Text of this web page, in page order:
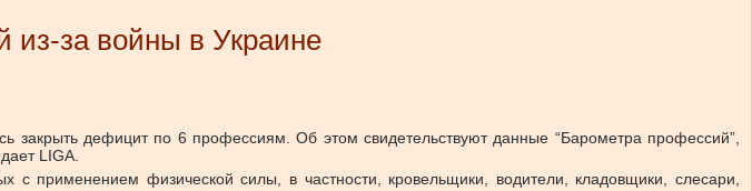
из-за войны в Украине
дефицит по 6 профессиям. Об этом свидетельствуют данные “Барометра профессий”,
LIGA.
применением физической силы, в частности, кровельщики, водители, кладовщики, слесари,